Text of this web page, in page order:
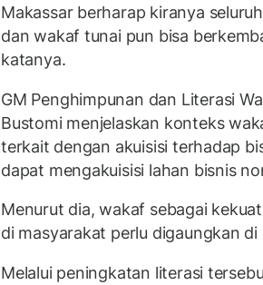
Makassar berharap kiranya
dan wakaf tunai pun bisa
katanya.
GM Penghimpunan dan Literasi
Bustomi menjelaskan konteks
terkait dengan akuisisi terhadap
dapat mengakuisisi lahan bisnis
Menurut dia, wakaf sebagai
di masyarakat perlu digaungkan
Melalui peningkatan literasi